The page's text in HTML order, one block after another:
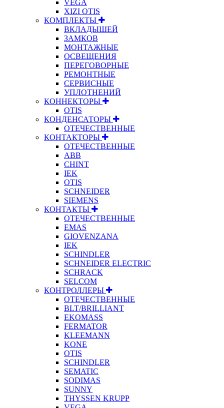
VEGA
XIZI OTIS
КОМПЛЕКТЫ
ВКЛАДЫШЕЙ
ЗАМКОВ
МОНТАЖНЫЕ
ОСВЕЩЕНИЯ
ПЕРЕГОВОРНЫЕ
РЕМОНТНЫЕ
СЕРВИСНЫЕ
УПЛОТНЕНИЙ
КОННЕКТОРЫ
OTIS
КОНДЕНСАТОРЫ
ОТЕЧЕСТВЕННЫЕ
КОНТАКТОРЫ
ОТЕЧЕСТВЕННЫЕ
ABB
CHINT
IEK
OTIS
SCHNEIDER
SIEMENS
КОНТАКТЫ
ОТЕЧЕСТВЕННЫЕ
EMAS
GIOVENZANA
IEK
SCHINDLER
SCHNEIDER ELECTRIC
SCHRACK
SELCOM
КОНТРОЛЛЕРЫ
ОТЕЧЕСТВЕННЫЕ
BLT/BRILLIANT
EKOMASS
FERMATOR
KLEEMANN
KONE
OTIS
SCHINDLER
SEMATIC
SODIMAS
SUNNY
THYSSEN KRUPP